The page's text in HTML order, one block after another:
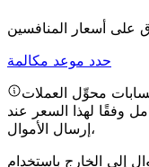
حدد موعد مكالمة
محوِّل العملات
وفقًا لهذا السعر عند
إرسال الأموال،